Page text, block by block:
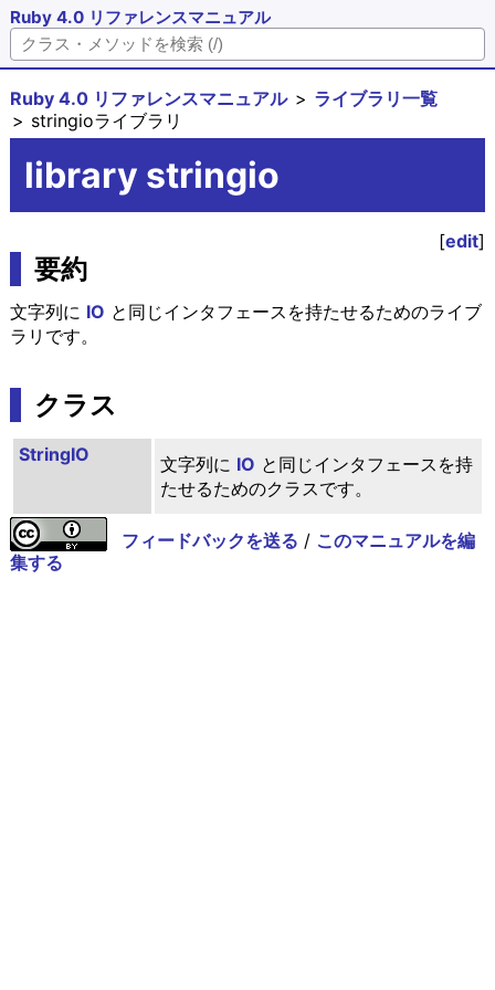
Ruby 4.0 リファレンスマニュアル
Ruby 4.0 リファレンスマニュアル
ライブラリ一覧
stringioライブラリ
library stringio
[edit]
要約
文字列に IO と同じインタフェースを持たせるためのライブ
ラリです。
クラス
StringIO 文字列に IO と同じインタフェースを持
たせるためのクラスです。
フィードバックを送る / このマニュアルを編
集する